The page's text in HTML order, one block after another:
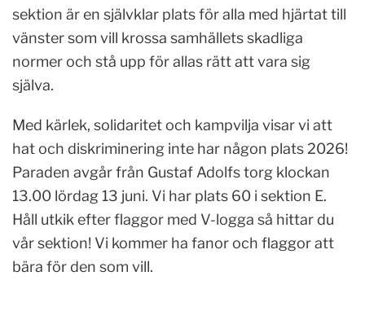
sektion är en självklar plats för alla med hjärtat till
vänster som vill krossa samhällets skadliga
normer och stå upp för allas rätt att vara sig
själva.
Med kärlek, solidaritet och kampvilja visar vi att
hat och diskriminering inte har någon plats 2026!
Paraden avgår från Gustaf Adolfs torg klockan
13.00 lördag 13 juni. Vi har plats 60 i sektion E.
Håll utkik efter flaggor med V-logga så hittar du
vår sektion! Vi kommer ha fanor och flaggor att
bära för den som vill.